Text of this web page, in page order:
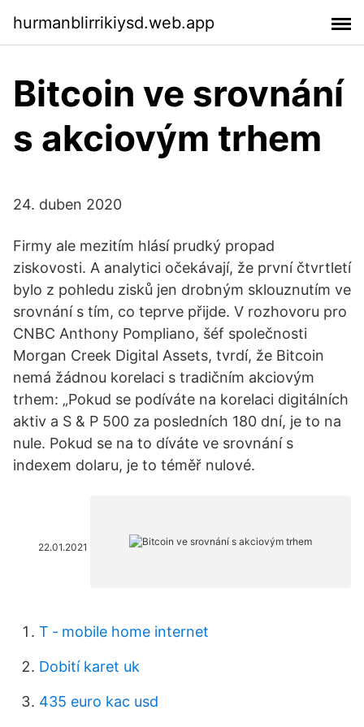
hurmanblirrikiysd.web.app
Bitcoin ve srovnání
s akciovým trhem
24. duben 2020
Firmy ale mezitím hlásí prudký propad
ziskovosti. A analytici očekávají, že první čtvrtletí
bylo z pohledu zisků jen drobným sklouznutím ve
srovnání s tím, co teprve přijde. V rozhovoru pro
CNBC Anthony Pompliano, šéf společnosti
Morgan Creek Digital Assets, tvrdí, že Bitcoin
nemá žádnou korelaci s tradičním akciovým
trhem: „Pokud se podíváte na korelaci digitálních
aktiv a S & P 500 za posledních 180 dní, je to na
nule. Pokud se na to díváte ve srovnání s
indexem dolaru, je to téměř nulové.
22.01.2021
T ‐ mobile home internet
Dobití karet uk
435 euro kac usd